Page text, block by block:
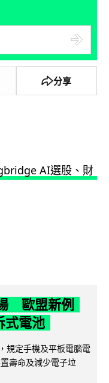
分享
歐盟新例
式電池
規定手機及平板電腦電
壽命及減少電子垃